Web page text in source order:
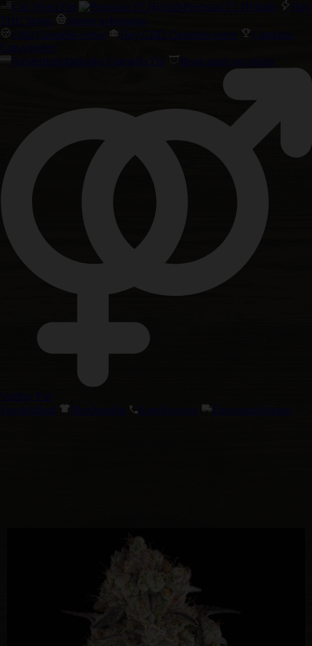
Cali Weed Frø
Precision F1 Hybrids
Høy
THC Sorter
Største avkastning
Chill Cannabis-sorter
Høy CBD Cannabis-sorter
Cannabis
Cup-vinnere
Amsterdam klassiske Cannabis Frø
Beste smak og aroma
Vanlige Frø
Spesialtilbud
Merchandise Kundeservice Engrosinnlogging